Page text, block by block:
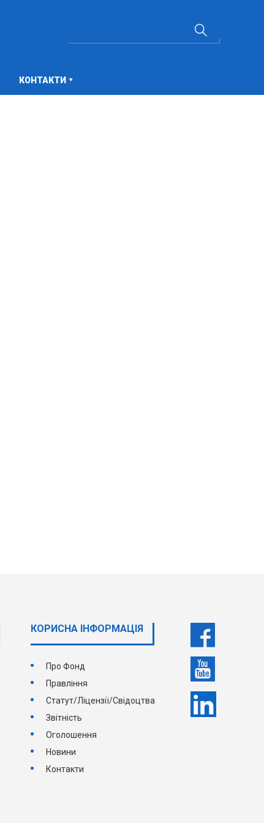
КОНТАКТИ
КОРИСНА ІНФОРМАЦІЯ
Про Фонд
Правління
Статут/Ліцензії/Свідоцтва
Звітність
Оголошення
Новини
Контакти